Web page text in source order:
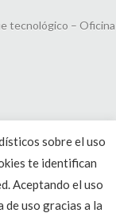
tecnológico – Oficina
sobre el uso
te identifican
Aceptando el uso
de uso gracias a la